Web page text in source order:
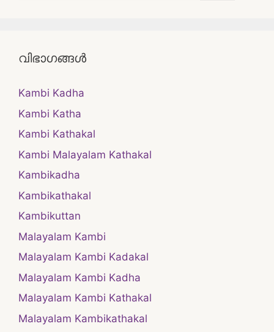
വിഭാഗങ്ങൾ
Kambi Kadha
Kambi Katha
Kambi Kathakal
Kambi Malayalam Kathakal
Kambikadha
Kambikathakal
Kambikuttan
Malayalam Kambi
Malayalam Kambi Kadakal
Malayalam Kambi Kadha
Malayalam Kambi Kathakal
Malayalam Kambikathakal